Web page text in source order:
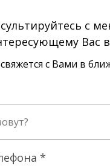
с
Вас
с Вами в
*